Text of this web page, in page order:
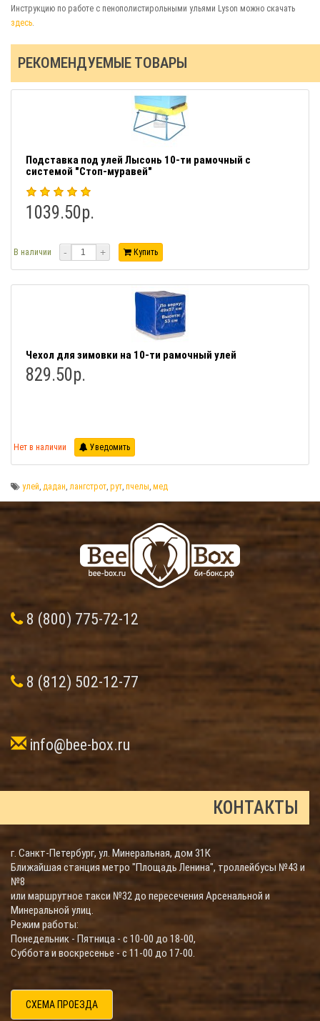
Инструкцию по работе с пенополистирольными ульями Lyson можно скачать
здесь.
РЕКОМЕНДУЕМЫЕ ТОВАРЫ
Подставка под улей Лысонь 10-ти рамочный с
системой "Стоп-муравей"
1039.50р.
В наличии - + Купить
Чехол для зимовки на 10-ти рамочный улей
829.50р.
Нет в наличии Уведомить
улей, дадан, лангстрот, рут, пчелы, мед
8 (800) 775-72-12
8 (812) 502-12-77
info@bee-box.ru
КОНТАКТЫ
г. Санкт-Петербург, ул. Минеральная, дом 31К
Ближайшая станция метро "Площадь Ленина", троллейбусы №43 и
№8
или маршрутное такси №32 до пересечения Арсенальной и
Минеральной улиц.
Режим работы:
Понедельник - Пятница - с 10-00 до 18-00,
Суббота и воскресенье - с 11-00 до 17-00.
СХЕМА ПРОЕЗДА